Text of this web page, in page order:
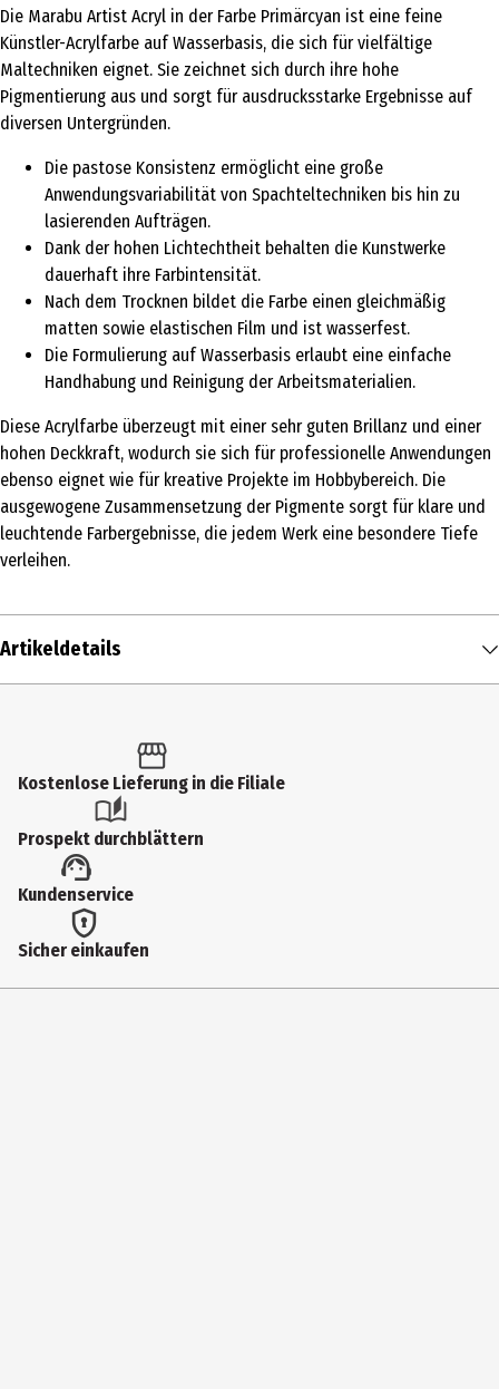
Die Marabu Artist Acryl in der Farbe Primärcyan ist eine feine
Künstler-Acrylfarbe auf Wasserbasis, die sich für vielfältige
Maltechniken eignet. Sie zeichnet sich durch ihre hohe
Pigmentierung aus und sorgt für ausdrucksstarke Ergebnisse auf
diversen Untergründen.
Die pastose Konsistenz ermöglicht eine große
Anwendungsvariabilität von Spachteltechniken bis hin zu
lasierenden Aufträgen.
Dank der hohen Lichtechtheit behalten die Kunstwerke
dauerhaft ihre Farbintensität.
Nach dem Trocknen bildet die Farbe einen gleichmäßig
matten sowie elastischen Film und ist wasserfest.
Die Formulierung auf Wasserbasis erlaubt eine einfache
Handhabung und Reinigung der Arbeitsmaterialien.
Diese Acrylfarbe überzeugt mit einer sehr guten Brillanz und einer
hohen Deckkraft, wodurch sie sich für professionelle Anwendungen
ebenso eignet wie für kreative Projekte im Hobbybereich. Die
ausgewogene Zusammensetzung der Pigmente sorgt für klare und
leuchtende Farbergebnisse, die jedem Werk eine besondere Tiefe
verleihen.
Artikeldetails
Produkttyp
Altersempfehlung ab
10 Jahre
Artikelnummer des Herstellers
Kostenlose Lieferung in die Filiale
Prospekt durchblättern
Kundenservice
Sicher einkaufen